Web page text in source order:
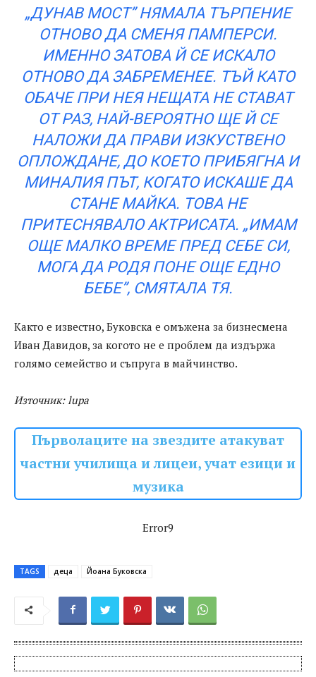
„ДУНАВ МОСТ” НЯМАЛА ТЪРПЕНИЕ
ОТНОВО ДА СМЕНЯ ПАМПЕРСИ.
ИМЕННО ЗАТОВА Й СЕ ИСКАЛО
ОТНОВО ДА ЗАБРЕМЕНЕЕ. ТЪЙ КАТО
ОБАЧЕ ПРИ НЕЯ НЕЩАТА НЕ СТАВАТ
ОТ РАЗ, НАЙ-ВЕРОЯТНО ЩЕ Й СЕ
НАЛОЖИ ДА ПРАВИ ИЗКУСТВЕНО
ОПЛОЖДАНЕ, ДО КОЕТО ПРИБЯГНА И
МИНАЛИЯ ПЪТ, КОГАТО ИСКАШЕ ДА
СТАНЕ МАЙКА. ТОВА НЕ
ПРИТЕСНЯВАЛО АКТРИСАТА. „ИМАМ
ОЩЕ МАЛКО ВРЕМЕ ПРЕД СЕБЕ СИ,
МОГА ДА РОДЯ ПОНЕ ОЩЕ ЕДНО
БЕБЕ”, СМЯТАЛА ТЯ.
Както е известно, Буковска е омъжена за бизнесмена
Иван Давидов, за когото не е проблем да издържа
голямо семейство и съпруга в майчинство.
Източник: lupa
Първолаците на звездите атакуват
частни училища и лицеи, учат езици и
музика
Error9
TAGS деца Йоана Буковска